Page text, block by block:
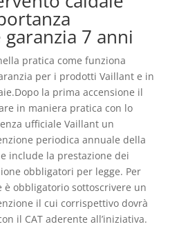
7 anni
pratica come funziona
per i prodotti Vaillant e in
la prima accensione il
in maniera pratica con lo
ufficiale Vaillant un
periodica annuale della
include la prestazione dei
obbligatori per legge. Per
è obbligatorio sottoscrivere un
il cui corrispettivo dovrà
il CAT aderente all’iniziativa.